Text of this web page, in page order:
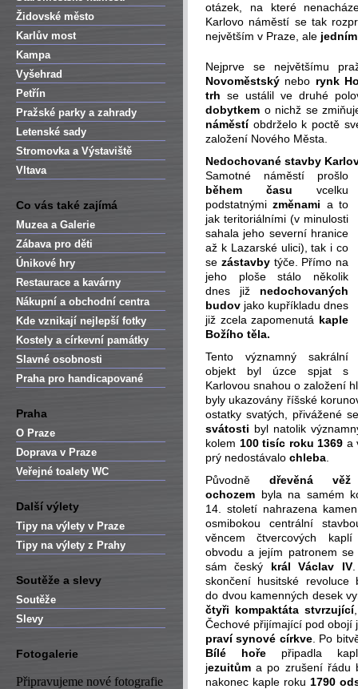
Židovské město
Karlův most
Kampa
Vyšehrad
Petřín
Pražské parky a zahrady
Letenské sady
Stromovka a Výstaviště
Vltava
Co vás také zajímá
Muzea a Galerie
Zábava pro děti
Únikové hry
Restaurace a kavárny
Nákupní a obchodní centra
Kde vznikají nejlepší fotky
Kostely a církevní památky
Slavné osobnosti
Praha pro handicapované
Praha
O Praze
Doprava v Praze
Veřejné toalety WC
Další výlety
Tipy na výlety v Praze
Tipy na výlety z Prahy
Soutěže a slevy
Soutěže
Slevy
Fotogalerie
Připravujeme nové fotografie
otázek, na které
Karlovo náměstí se tak
největším v Praze, ale
Nejprve se největšímu
Novoměstský nebo rynk
trh se ustálil ve druhé
dobytkem o nichž se
náměstíobdrželo k poctě
založení Nového Města.
Nedochované stavby
Samotné náměstí prošlo
během času vcelku
podstatnýmizměnami a to
jak teritoriálními (v minulosti
sahala jeho severní hranice
až k Lazarské ulici), tak i co
se zástavbytýče. Přímo na
jeho ploše stálo několik
dnes již nedochovaných
budov jako kupříkladu dnes
již zcela zapomenutá kaple
Božího těla.
Tento významný sakrální
objekt byl úzce spjat s
Karlovou snahou o založení
byly ukazovány říšské
ostatky svatých, přivážené
svátosti byl natolik
kolem 100 tisíc roku 1369 a
prý nedostávalo chleba
Původně dřevěná
ochozem byla na samém
14. století nahrazena
osmibokou centrální
věncem čtvercových
obvodu a jejím patronem se
sám český král Václav IV.
skončení husitské revoluce
do dvou kamenných desek
čtyři kompaktáta stvrzující
Čechové přijímající pod obojí
praví synové církve. Po
Bílé hoře připadla
jezuitům a po zrušení řádu
nakonec kaple roku 1790